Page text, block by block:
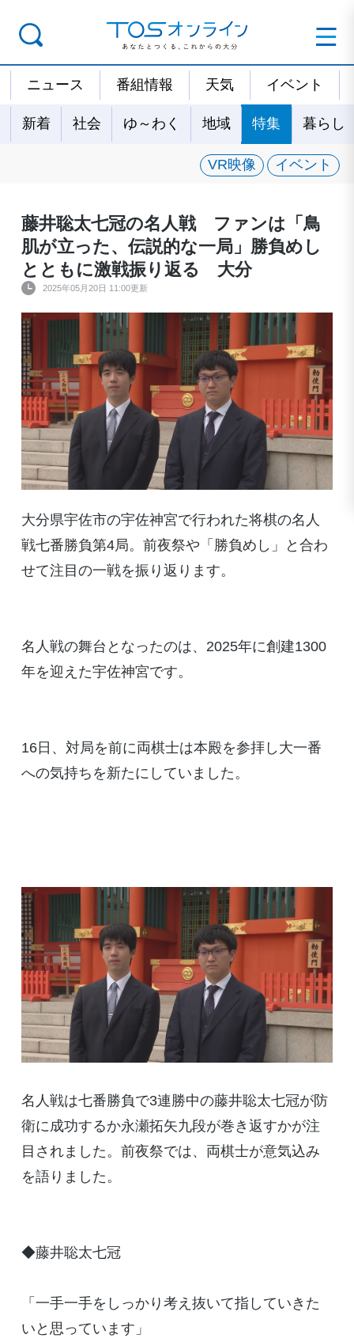
ニュース 番組情報 天気 イベント
新着 社会 ゆ～わく 地域 特集 暮らし
VR映像 イベント
藤井聡太七冠の名人戦 ファンは「鳥
肌が立った、伝説的な一局」勝負めし
とともに激戦振り返る 大分
2025年05月20日 11:00更新
大分県宇佐市の宇佐神宮で行われた将棋の名人
戦七番勝負第4局。前夜祭や「勝負めし」と合わ
せて注目の一戦を振り返ります。
名人戦の舞台となったのは、2025年に創建1300
年を迎えた宇佐神宮です。
16日、対局を前に両棋士は本殿を参拝し大一番
への気持ちを新たにしていました。
名人戦は七番勝負で3連勝中の藤井聡太七冠が防
衛に成功するか永瀬拓矢九段が巻き返すかが注
目されました。前夜祭では、両棋士が意気込み
を語りました。
◆藤井聡太七冠
「一手一手をしっかり考え抜いて指していきた
いと思っています」